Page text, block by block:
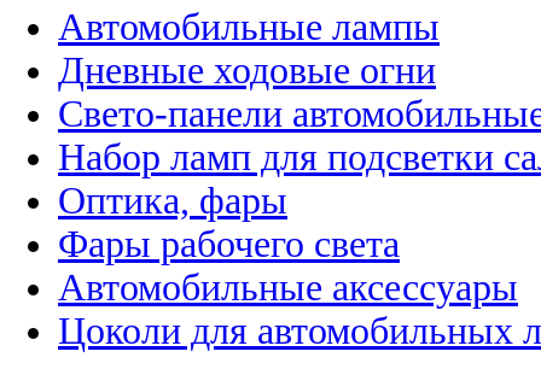
Автомобильные лампы
Дневные ходовые огни
Свето-панели
Набор ламп для подсветки
Оптика, фары
Фары рабочего света
Автомобильные аксессуары
Цоколи для автомобильных